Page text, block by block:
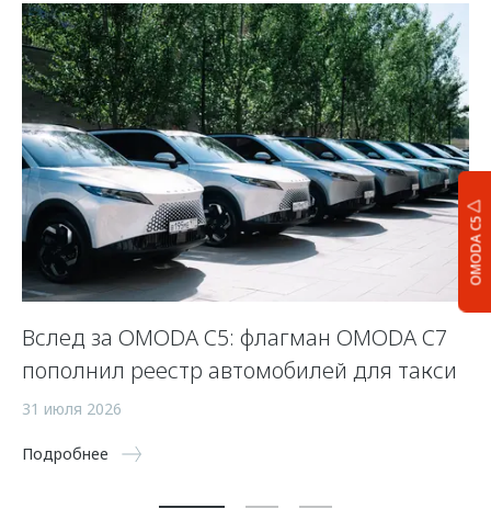
OMODA C5
Вслед за OMODA C5: флагман OMODA C7
пополнил реестр автомобилей для такси
31 июля 2026
Подробнее